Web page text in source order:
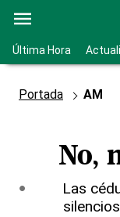
Última Hora
Portada AM
No,
Las